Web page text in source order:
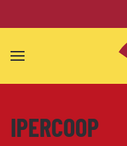
Skip to main content
IPERCOOP